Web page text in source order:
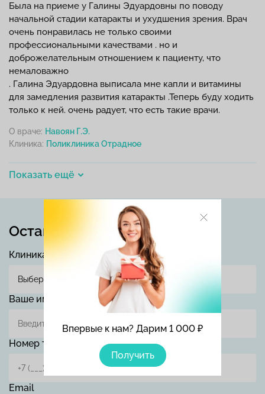
Впервые к нам? Дарим 1 000 ₽
Получить
Была на приеме у Галины Эдуардовны по поводу
начальной стадии катаракты и ухудшения зрения. Врач
очень понравилась не только своими
профессиональными качествами . но и
доброжелательным отношением к пациенту, что
немаловажно
. Галина Эдуардовна выписала мне капли и витамины
для замедления развития катаракты .Теперь буду ходить
только к ней. очень радует, что есть такие врачи.
О враче: Навоян Г.Э.
Клиника:
Показать ещё
Оставьте отзыв о враче
Клиника
Ваше имя
Номер телефона
Email